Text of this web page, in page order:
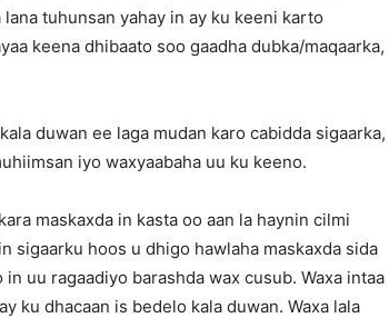
tuhunsan yahay in ay ku keeni karto
keena dhibaato soo gaadha dubka/maqaarka,
duwan ee laga mudan karo cabidda sigaarka,
iyo waxyaabaha uu ku keeno.
maskaxda in kasta oo aan la haynin cilmi
sigaarku hoos u dhigo hawlaha maskaxda sida
uu ragaadiyo barashda wax cusub. Waxa intaa
ku dhacaan is bedelo kala duwan. Waxa lala